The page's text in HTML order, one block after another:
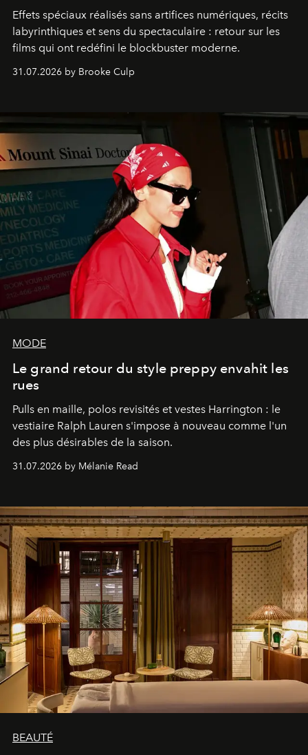
Effets spéciaux réalisés sans artifices numériques, récits
labyrinthiques et sens du spectaculaire : retour sur les
films qui ont redéfini le blockbuster moderne.
31.07.2026 by Brooke Culp
MODE
Le grand retour du style preppy envahit les
rues
Pulls en maille, polos revisités et vestes Harrington : le
vestiaire Ralph Lauren s'impose à nouveau comme l'un
des plus désirables de la saison.
31.07.2026 by Mélanie Read
BEAUTÉ